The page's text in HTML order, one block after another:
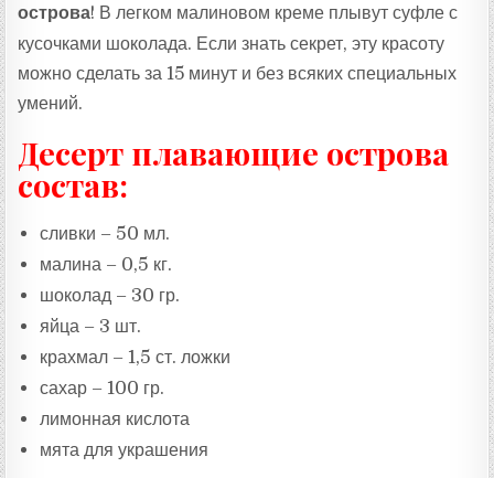
острова! В легком малиновом креме плывут суфле с
кусочками шоколада. Если знать секрет, эту красоту
можно сделать за 15 минут и без всяких специальных
умений.
Десерт плавающие острова
состав:
сливки – 50 мл.
малина – 0,5 кг.
шоколад – 30 гр.
яйца – 3 шт.
крахмал – 1,5 ст. ложки
сахар – 100 гр.
лимонная кислота
мята для украшения